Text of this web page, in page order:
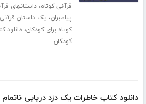
قرآنی کوتاه،داستانهای
پیامبران، یک داستان قرآنی
کوتاه برای کودکان،دانلود
کودکان
دانلود کتاب خاطرات یک دزد دریایی ناتمام